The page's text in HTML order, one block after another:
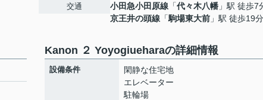
交通
小田急小田原線 「代々木八幡 」駅 徒歩7
京王井の頭線 「駒場東大前 」駅 徒歩19分
Kanon ２ Yoyogiueharaの詳細情報
設備条件
閑静な住宅地
エレベーター
駐輪場